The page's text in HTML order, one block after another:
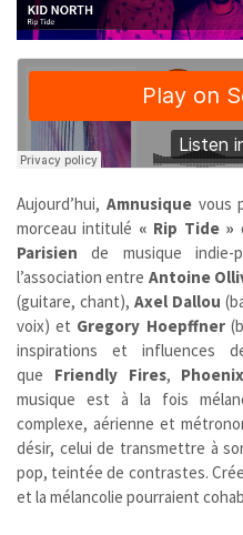
Aujourd’hui, Amnusiquevous
morceau intitulé « Rip Tide »
Parisien de musique
l’association entre Antoine
(guitare, chant), Axel Dallou
voix) et Gregory Hoepffner
inspirations et influences
que Friendly Fires, Phoenix
musique est à la fois
complexe, aérienne et
désir, celui de transmettre à
pop, teintée de contrastes.
et la mélancolie pourraient